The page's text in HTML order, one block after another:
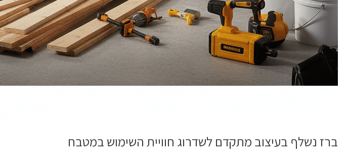
ברז נשלף בעיצוב מתקדם לשדרוג חוויית השימוש במטבח